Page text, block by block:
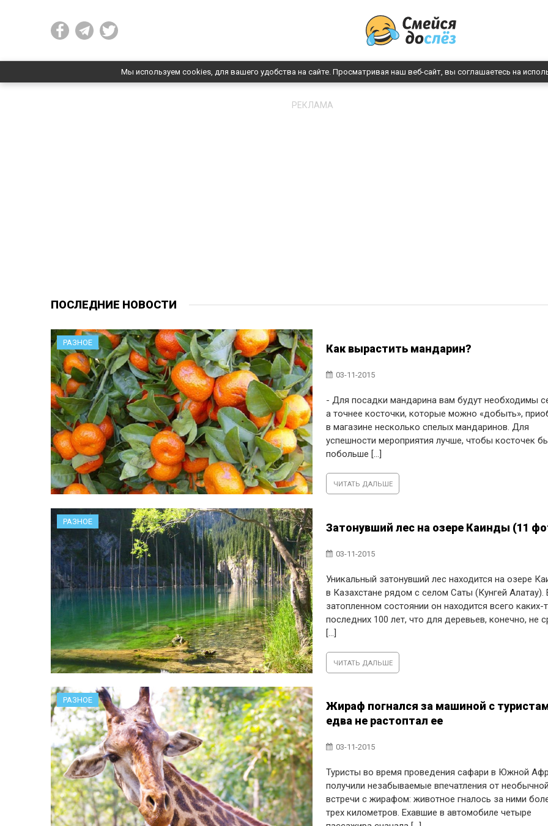
Мы используем cookies, для вашего удобства на сайте. Просматривая наш веб-сайт, вы соглашаетесь на
РЕКЛАМА
ПОСЛЕДНИЕ НОВОСТИ
РАЗНОЕ Как вырастить мандарин?
03-11-2015
- Для посадки мандарина вам будут необходимы
а точнее косточки, которые можно «добыть»,
в магазине несколько спелых мандаринов. Для
успешности мероприятия лучше, чтобы косточек
побольше [...]
ЧИТАТЬ ДАЛЬШЕ
РАЗНОЕ Затонувший лес на озере Каинды (11
03-11-2015
Уникальный затонувший лес находится на озере
в Казахстане рядом с селом Саты (Кунгей Алатау).
затопленном состоянии он находится всего каких-
последних 100 лет, что для деревьев, конечно, не
[...]
ЧИТАТЬ ДАЛЬШЕ
РАЗНОЕ
Жираф погнался за машиной с
едва не растоптал ее
03-11-2015
Туристы во время проведения сафари в Южной
получили незабываемые впечатления от необычной
встречи с жирафом: животное гналось за ними
трех километров. Ехавшие в автомобиле четыре